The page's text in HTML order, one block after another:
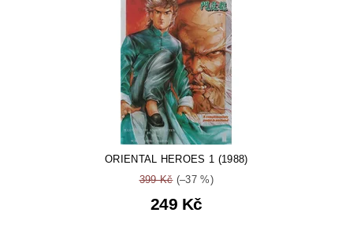
ORIENTAL HEROES 1 (1988)
399 Kč(–37 %)
249 Kč